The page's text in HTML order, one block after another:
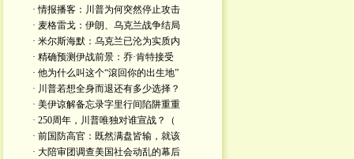
· 情报播客：川普为何突然停止攻击
· 麦格雷戈：伊朗、乌克兰战争结局
· 米尔斯海默：乌克兰已沦为实质内
· 精确预测伊战前景：乔·肯特接受
· 他为什么叫这个“滾回你的出生地”
· 川普若想全身而退还有多少选择？
· 美伊谅解备忘录字里行间陷阱重重
· 250周年，川普唯独对谁宣战？（
· 前国防高官：既然满盘皆输，就该
· 大陪审团调查美国社会动乱的幕后